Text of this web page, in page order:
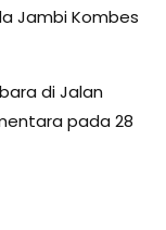
Jambi Kombes
di Jalan
pada 28